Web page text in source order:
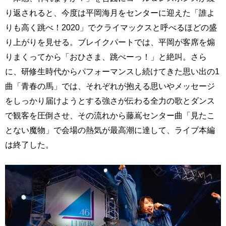
り返されると、今度は平岡海月をセンターに迎えた「誰よ
りも高く跳べ！2020」でクライマックスと呼べるほどの盛
り上がりを見せる。ブレイクパートでは、平岡が客席を煽
りまくってから「おひさま、跳べーっ！」と絶叫。さら
に、研修生時代からパフォーマンスし続けてきた思い出の1
曲「青春の馬」では、それぞれが抱える思いやメッセージ
をしっかり届けようとする強さが伝わる全力の歌とダンス
で観客を圧倒させ、その流れから藤嶌センター曲「見たこ
とない魔物」で会場の熱気が最高潮に達して、ライブ本編
は終了した。